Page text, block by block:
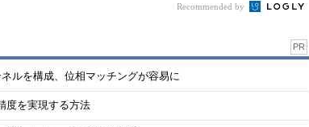
Recommended by
PR
ルを構成、位相マッチングが容易に
度を実現する方法